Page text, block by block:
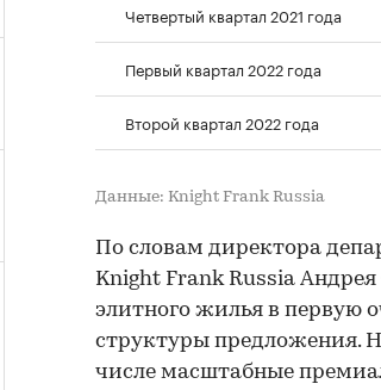
00:00 / 00:00
Четвертый квартал 2021 года
Первый квартал 2022 года
Второй квартал 2022 года
Данные: Knight Frank Russia
По словам директора
Knight Frank Russia
элитного жилья в первую
структуры предложения.
числе масштабные